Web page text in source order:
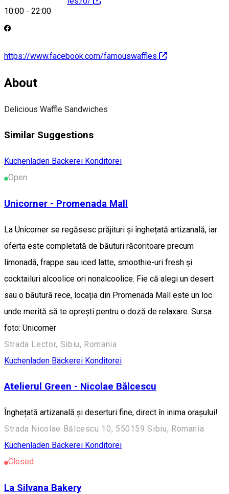
10:00 - 22:00
https://www.facebook.com/famouswaffles
About
Delicious Waffle Sandwiches
Similar Suggestions
Kuchenladen Bäckerei Konditorei
Open
Unicorner - Promenada Mall
La Unicorner se regăsesc prăjituri și înghețată artizanală, iar
oferta este completată de băuturi răcoritoare precum
limonadă, frappe sau iced latte, smoothie-uri fresh și
cocktailuri alcoolice ori nonalcoolice. Fie că alegi un desert
sau o băutură rece, locația din Promenada Mall este un loc
unde merită să te oprești pentru o doză de relaxare. Sursa
foto: Unicorner
Strada Lector, Sibiu, Romania
Kuchenladen Bäckerei Konditorei
Atelierul Green - Nicolae Bălcescu
Înghețată artizanală și deserturi fine, direct în inima orașului!
Strada Nicolae Bălcescu 10, 550159 Sibiu, Romania
Kuchenladen Bäckerei Konditorei
Closed
La Silvana Bakery